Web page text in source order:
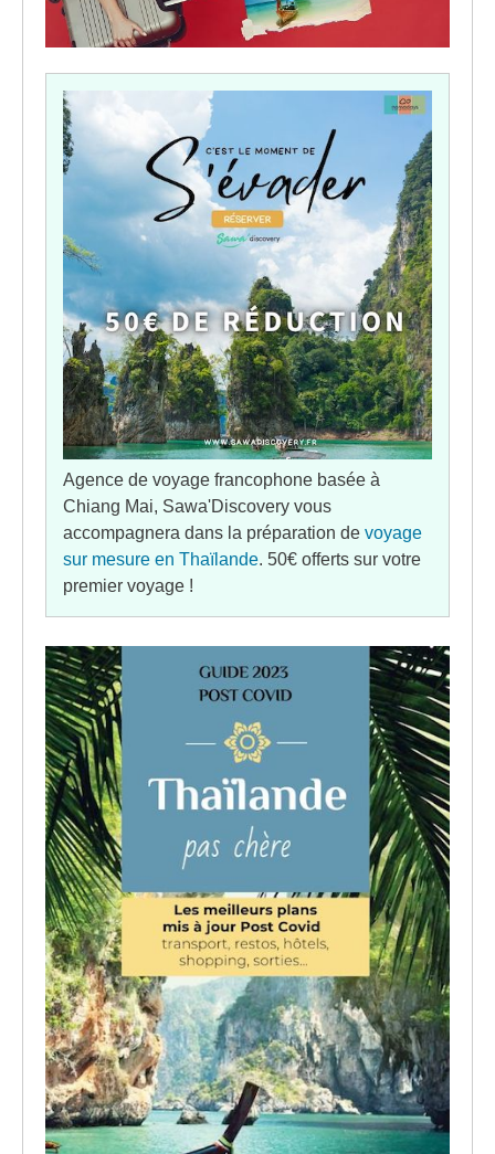
Agence de voyage francophone basée à
Chiang Mai, Sawa'Discovery vous
accompagnera dans la préparation de voyage
sur mesure en Thaïlande. 50€ offerts sur votre
premier voyage !